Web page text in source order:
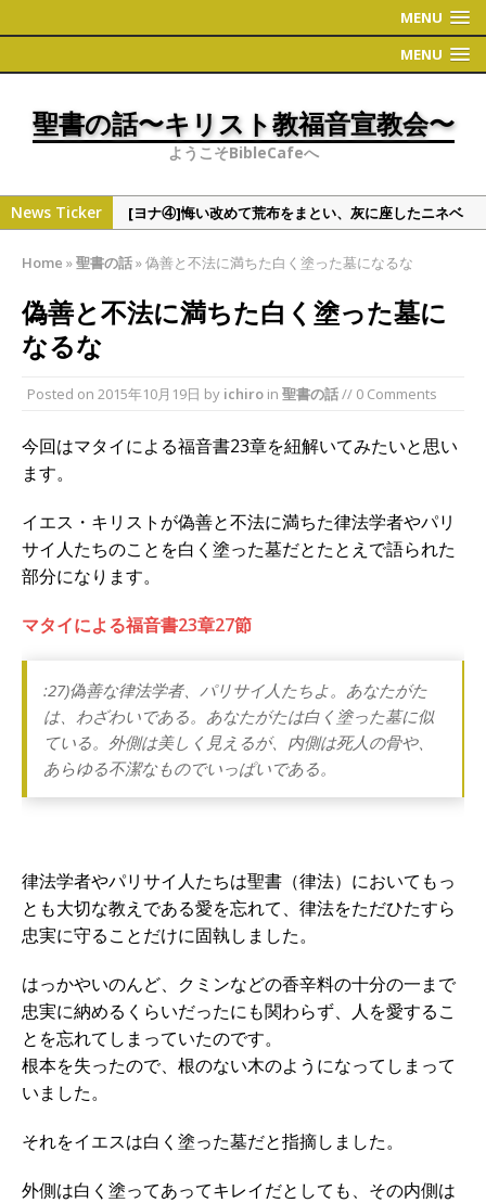
MENU
MENU
聖書の話〜キリスト教福音宣教会〜
ようこそBibleCafeへ
News Ticker
[ヨナ④]悔い改めて荒布をまとい、灰に座したニネベ
[偉人・有名人の聖書観①]学者シリーズ（人文・社会
系）
[ヨナ⑤]裁きたくない神様の心情、これと同じくこう
Home »聖書の話»偽善と不法に満ちた白く塗った墓になるな
偽善と不法に満ちた白く塗った墓に
なるな
Posted on 2015年10月19日 by ichiro in 聖書の話// 0 Comments
今回はマタイによる福音書23章を紐解いてみたいと思い
ます。
イエス・キリストが偽善と不法に満ちた律法学者やパリ
サイ人たちのことを白く塗った墓だとたとえで語られた
部分になります。
マタイによる福音書23章27節
:27)偽善な律法学者、パリサイ人たちよ。あなたがた
は、わざわいである。あなたがたは白く塗った墓に似
ている。外側は美しく見えるが、内側は死人の骨や、
あらゆる不潔なものでいっぱいである。
律法学者やパリサイ人たちは聖書（律法）においてもっ
とも大切な教えである愛を忘れて、律法をただひたすら
忠実に守ることだけに固執しました。
はっかやいのんど、クミンなどの香辛料の十分の一まで
忠実に納めるくらいだったにも関わらず、人を愛するこ
とを忘れてしまっていたのです。
根本を失ったので、根のない木のようになってしまって
いました。
それをイエスは白く塗った墓だと指摘しました。
外側は白く塗ってあってキレイだとしても、その内側は